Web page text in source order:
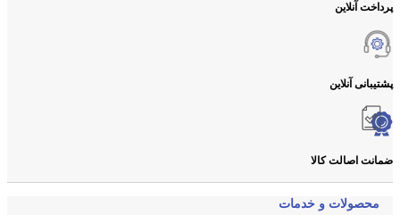
پرداخت آنلاین
پشتیبانی آنلاین
ضمانت اصالت کالا
محصولات و خدمات